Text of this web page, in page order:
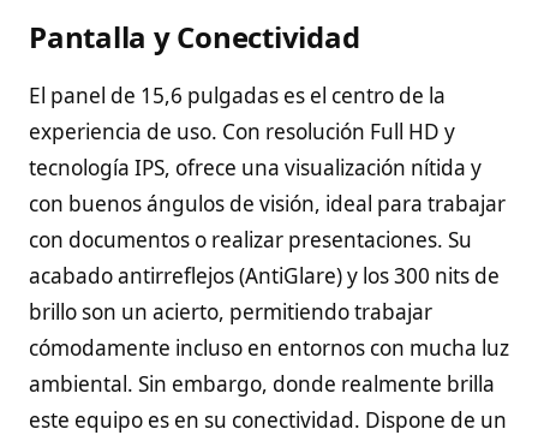
Pantalla y Conectividad
El panel de 15,6 pulgadas es el centro de la
experiencia de uso. Con resolución Full HD y
tecnología IPS, ofrece una visualización nítida y
con buenos ángulos de visión, ideal para trabajar
con documentos o realizar presentaciones. Su
acabado antirreflejos (AntiGlare) y los 300 nits de
brillo son un acierto, permitiendo trabajar
cómodamente incluso en entornos con mucha luz
ambiental. Sin embargo, donde realmente brilla
este equipo es en su conectividad. Dispone de un